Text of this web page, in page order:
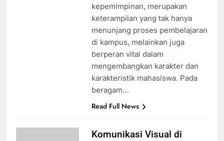
kepemimpinan, merupakan
keterampilan yang tak hanya
menunjang proses pembelajaran
di kampus, melainkan juga
berperan vital dalam
mengembangkan karakter dan
karakteristik mahasiswa. Pada
beragam…
Read Full News
Komunikasi Visual di